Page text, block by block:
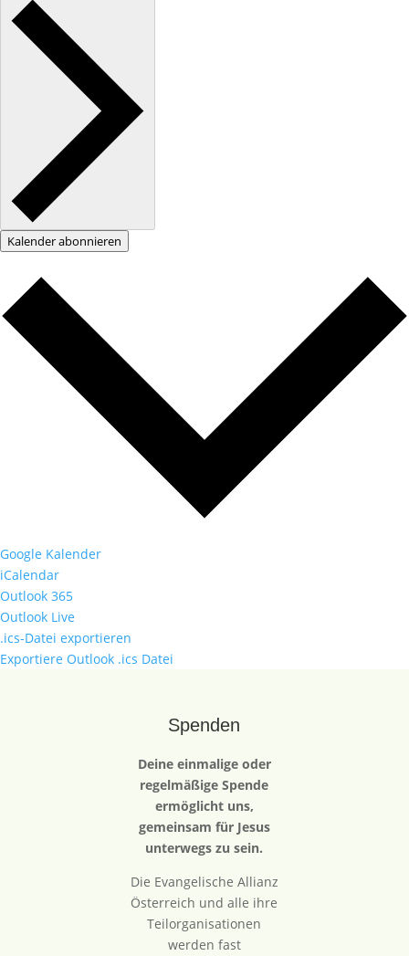
Kalender abonnieren
Google Kalender
iCalendar
Outlook 365
Outlook Live
.ics-Datei exportieren
Exportiere Outlook .ics Datei
Spenden
Deine einmalige oder
regelmäßige Spende
ermöglicht uns,
gemeinsam für Jesus
unterwegs zu sein.
Die Evangelische Allianz
Österreich und alle ihre
Teilorganisationen
werden fast